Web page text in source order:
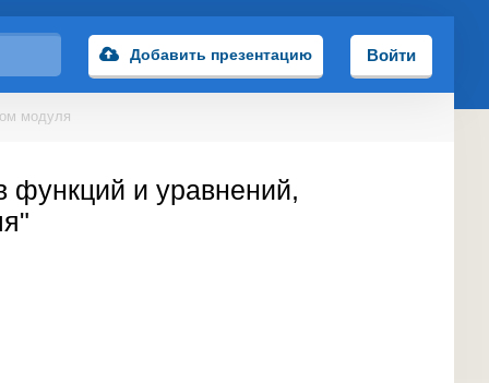
Добавить презентацию Войти
модуля
функций и уравнений,